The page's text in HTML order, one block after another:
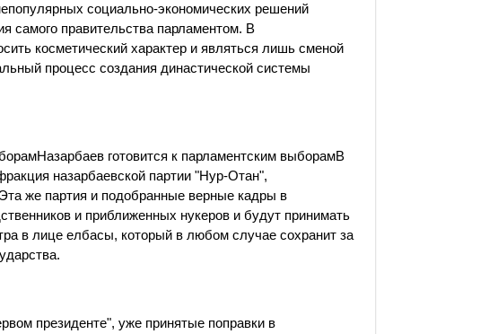
социально-экономических решений
самого правительства парламентом. В
косметический характер и являться лишь сменой
процесс создания династической системы
готовится к парламентским выборамВ
назарбаевской партии "Нур-Отан",
же партия и подобранные верные кадры в
и приближенных нукеров и будут принимать
в лице елбасы, который в любом случае сохранит за
президенте", уже принятые поправки в